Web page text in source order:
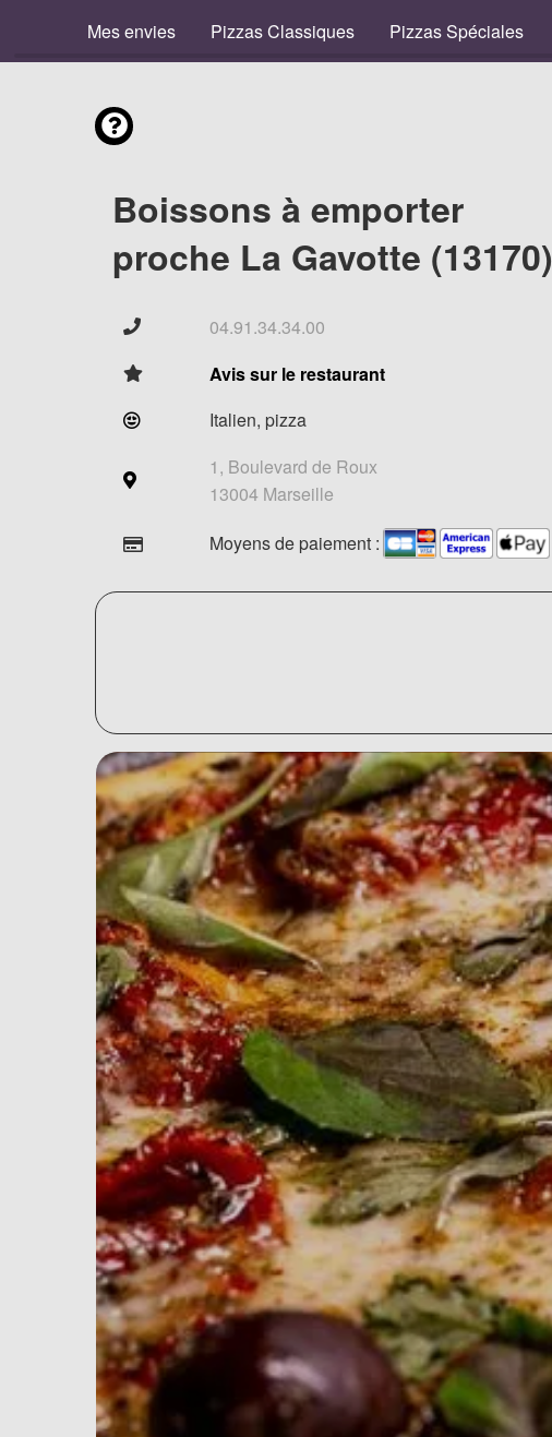
Mes envies Pizzas Classiques Pizzas Spéciales
Boissons à emporter
proche La Gavotte (13170)
04.91.34.34.00
Avis sur le restaurant
Italien, pizza
1, Boulevard de Roux
13004 Marseille
Moyens de paiement :